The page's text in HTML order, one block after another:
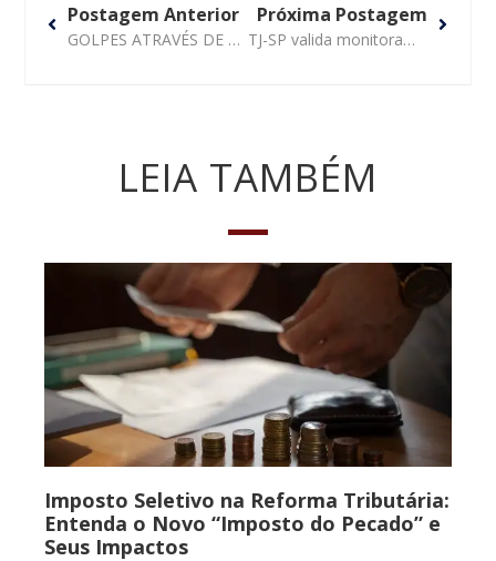
Postagem Anterior
GOLPES ATRAVÉS DE LEILÕES ONLINE
Próxima Postagem
TJ-SP valida monitoramento de celulares dos paulistas pelo governo do estado
LEIA TAMBÉM
Imposto Seletivo na Reforma Tributária:
Entenda o Novo “Imposto do Pecado” e
Seus Impactos